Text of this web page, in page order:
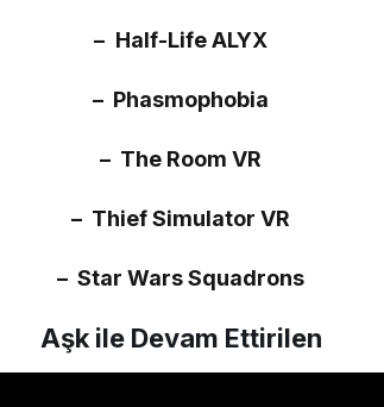
– Half-Life ALYX
– Phasmophobia
– The Room VR
– Thief Simulator VR
– Star Wars Squadrons
Aşk ile Devam Ettirilen